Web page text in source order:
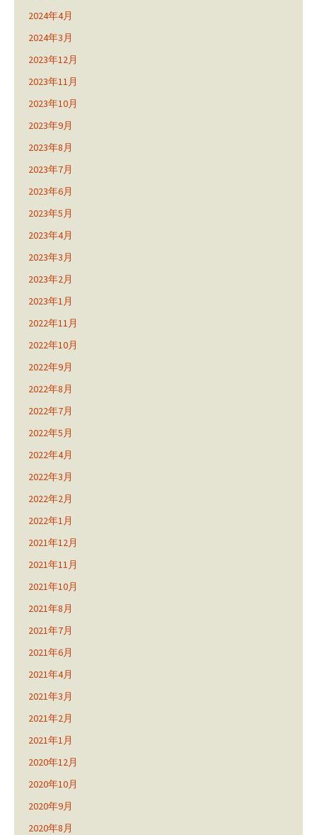
2024年4月
2024年3月
2023年12月
2023年11月
2023年10月
2023年9月
2023年8月
2023年7月
2023年6月
2023年5月
2023年4月
2023年3月
2023年2月
2023年1月
2022年11月
2022年10月
2022年9月
2022年8月
2022年7月
2022年5月
2022年4月
2022年3月
2022年2月
2022年1月
2021年12月
2021年11月
2021年10月
2021年8月
2021年7月
2021年6月
2021年4月
2021年3月
2021年2月
2021年1月
2020年12月
2020年10月
2020年9月
2020年8月